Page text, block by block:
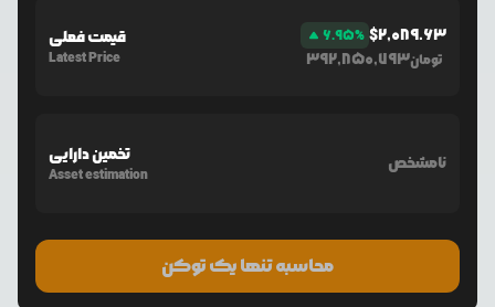
قیمت فعلی
Latest Price
6.95% $2,089.63
392,850,793تومان
تخمین دارایی
Asset estimation
نامشخص
محاسبه تنها یک توکن